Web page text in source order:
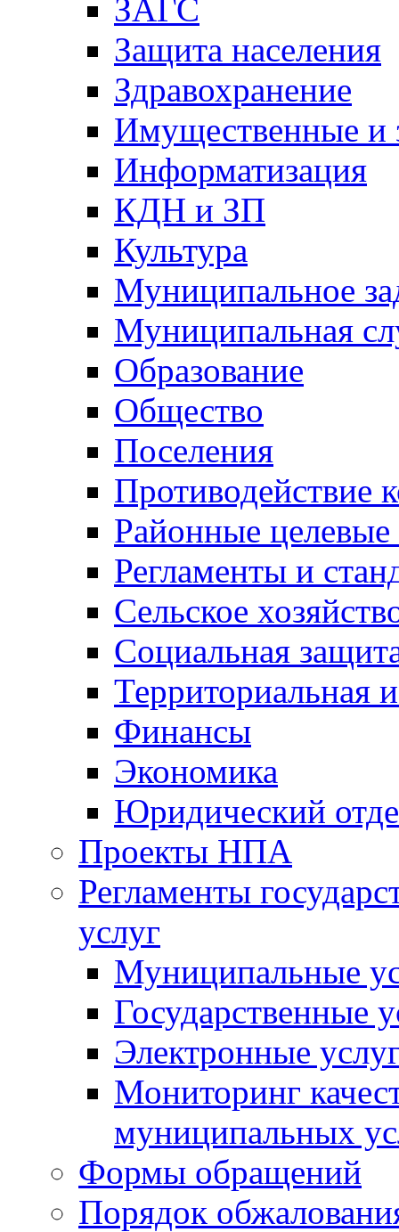
ЗАГС
Защита населения
Здравохранение
Имущественные и
Информатизация
КДН и ЗП
Культура
Муниципальное
Муниципальная
Образование
Общество
Поселения
Противодействие
Районные
Регламенты и
Сельское
Социальная
Территориальная
Финансы
Экономика
Юридический
Проекты НПА
Регламенты
услуг
Муниципальные
Государственные
Электронные
Мониторинг
муниципальных
Формы обращений
Порядок